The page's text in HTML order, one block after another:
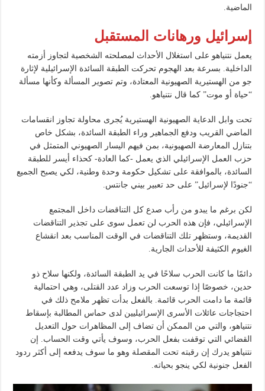
الماضية.
إسرائيل ورهانات المستقبل
يعمل نتنياهو على استغلال الأحداث لمصلحته الشخصية لتجاوز أزمته
الداخلية. بسرعة بعد الهجوم تحركت الطبقة السائدة الإسرائيلية لإثارة
جو من الهستيرية الصهيونية المعتادة، وتم تصوير المسألة وكأنها مسألة
“حياة أو موت” كما قال نتنياهو.
تحت وابل الدعاية الصهيونية الهستيرية يُجرى محاولة تجاوز انقسامات
الماضي القريب ودفع الجماهير وراء الطبقة السائدة، بشكل خاص
بتنازل المعارضة الصهيونية، بمن فيهم اليسار الصهيوني المتمثل في
حزب العمل الإسرائيلي الذي يعمل -كما العادة- كحذاء أيسر للطبقة
السائدة، بالموافقة على تشكيل حكومة وحدة وطنية، لكي يصبح الجميع
“جنودًا لإسرائيل” على حد تعبير بيني جانتس.
لكن برغم ما يبدو من رأب صدع كل التناقضات داخل المجتمع
الإسرائيلي، فإن هذه الحرب لن تعمل سوى على تجذير التناقضات
القديمة، وستظهر تلك التناقضات في الوقت المناسب بعد انقشاع
الغيوم الكثيفة للأحداث الجارية.
دائمًا ما كانت الحرب سلاحًا في يد الطبقة السائدة، ولكنها سلاح ذو
حدين، خصوصًا إذا توسعت الحرب وزاد عدد القتلى، وهي احتمالية
قائمة ما دامت الحرب قائمة. بالفعل بدأت تظهر ملامح ذلك في
احتجاجات عائلات الأسرى الإسرائيليين لدى حماس المطالبة بإسقاط
نتنياهو، والتي من الممكن أن تضاف إلى المظاهرات حول التعديل
القضائي التي توقفت بفعل الحرب، وسوف يأتي وقت الحساب. إن
نتنياهو يدرك إن رقبته تحت المقصلة وهو ما سوف يدفعه إلى أكثر ردود
الفعل جنونية لكي ينجو بحياته.